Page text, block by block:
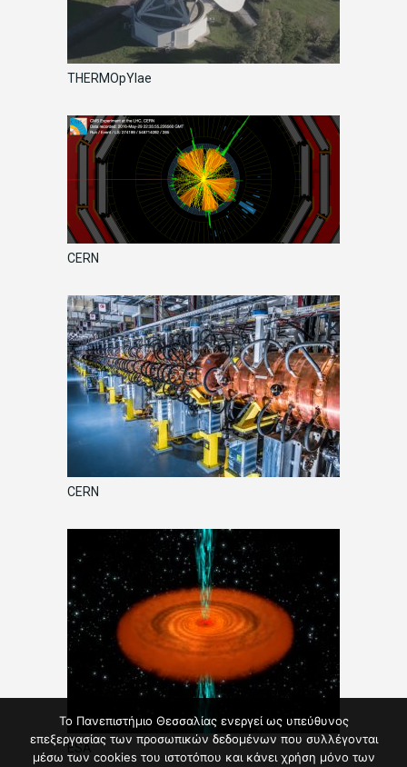
THERMOpYlae
CERN
CERN
ESA
Το Πανεπιστήμιο Θεσσαλίας ενεργεί ως υπεύθυνος
επεξεργασίας των προσωπικών δεδομένων που συλλέγονται
μέσω των cookies του ιστοτόπου και κάνει χρήση μόνο των